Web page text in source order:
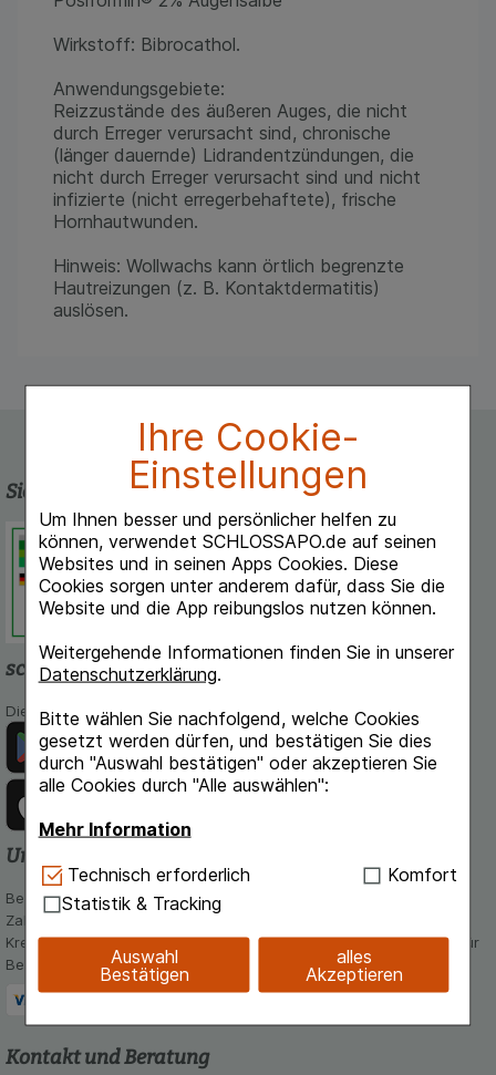
Ihre Cookie-
Einstellungen
Um Ihnen besser und persönlicher helfen zu
können, verwendet SCHLOSSAPO.de auf seinen
Websites und in seinen Apps Cookies. Diese
Cookies sorgen unter anderem dafür, dass Sie die
Website und die App reibungslos nutzen können.
Weitergehende Informationen finden Sie in unserer
Datenschutzerklärung.
Bitte wählen Sie nachfolgend, welche Cookies
gesetzt werden dürfen, und bestätigen Sie dies
durch "Auswahl bestätigen" oder akzeptieren Sie
alle Cookies durch "Alle auswählen":
Mehr Information
Technisch Notwendig:Hierbei handelt es sich um
Cookies, die für die Grundfunktionen unserer
Website notwendig sind (z.B. Navigation,
Warenkorb, Kundenkonto), weshalb auf diese nicht
verzichtet werden kann.
Einkaufserlebnis noch ansprechender zu gestalten,
beispielsweise für die Wiedererkennung des
Technisch erforderlich
Komfort
Statistik & Tracking
Auswahl
Bestätigen
alles
Akzeptieren
Wirkstoff: Bibrocathol.
Anwendungsgebiete:
Reizzustände des äußeren Auges, die nicht
durch Erreger verursacht sind, chronische
(länger dauernde) Lidrandentzündungen, die
nicht durch Erreger verursacht sind und nicht
infizierte (nicht erregerbehaftete), frische
Hornhautwunden.
Hinweis: Wollwachs kann örtlich begrenzte
Hautreizungen (z. B. Kontaktdermatitis)
auslösen.
Sicherheit und Qualität
Schlossapo.de ist registriert beim
Deutschen Institut für Medizinische
Dokumentation und Information.
schlossapo.de-App
Die App von schlossapo.de jetzt mit E-Rezept-Scanner
Unsere Zahlungsarten
Bequem und sicher - Wählen Sie aus unseren verschiedenen
Zahlungsmöglichkeiten:
Kreditkarte, PayPal,Vorkasse, iDeal, Bancontact und Rechnung (für
Bestandskunden)
Kontakt und Beratung